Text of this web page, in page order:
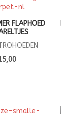
FLAPHOED